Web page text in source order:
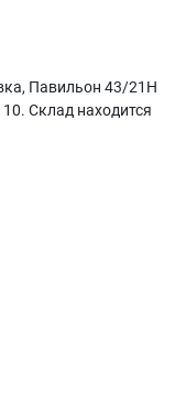
Павильон 43/21Н
Склад находится